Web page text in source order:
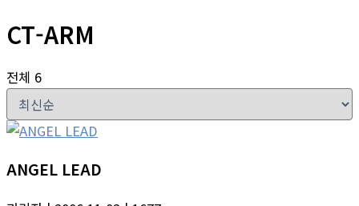
CT-ARM
전체 6
ANGEL LEAD